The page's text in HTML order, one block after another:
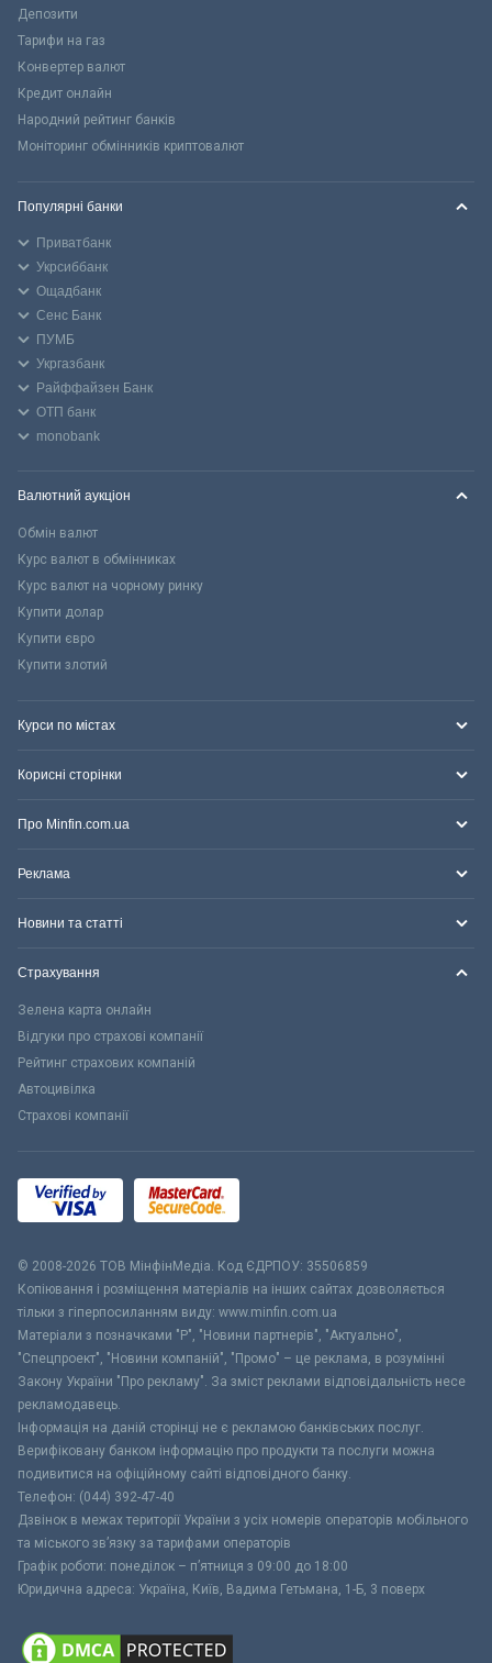
Депозити
Тарифи на газ
Конвертер валют
Кредит онлайн
Народний рейтинг банків
Моніторинг обмінників криптовалют
Популярні банки
Приватбанк
Укрсиббанк
Ощадбанк
Сенс Банк
ПУМБ
Укргазбанк
Райффайзен Банк
ОТП банк
monobank
Валютний аукціон
Обмін валют
Курс валют в обмінниках
Курс валют на чорному ринку
Купити долар
Купити євро
Купити злотий
Курси по містах
Корисні сторінки
Про Minfin.com.ua
Реклама
Новини та статті
Страхування
Зелена карта онлайн
Відгуки про страхові компанії
Рейтинг страхових компаній
Автоцивілка
Страхові компанії
© 2008-2026 ТОВ МiнфiнМедiа. Код ЄДРПОУ: 35506859
Копіювання і розміщення матеріалів на інших сайтах дозволяється
тільки з гіперпосиланням виду: www.minfin.com.ua
Матеріали з позначками "Р", "Новини партнерів", "Актуально",
"Спецпроект", "Новини компаній", "Промо" – це реклама, в розумінні
Закону України "Про рекламу". За зміст реклами відповідальність несе
рекламодавець.
Інформація на даній сторінці не є рекламою банківських послуг.
Верифіковану банком інформацію про продукти та послуги можна
подивитися на офіційному сайті відповідного банку.
Телефон: (044) 392-47-40
Дзвінок в межах території України з усіх номерів операторів мобільного
та міського зв’язку за тарифами операторів
Графік роботи: понеділок – п’ятниця з 09:00 до 18:00
Юридична адреса: Україна, Київ, Вадима Гетьмана, 1-Б, 3 поверх